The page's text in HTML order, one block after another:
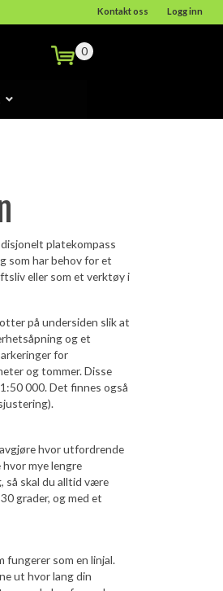
Kontakt oss Logg inn
0
platekompass
som har behov for et
eller som et verktøy i
på undersiden slik at
og et
for
og tommer. Disse
000. Det finnes også
hvor utfordrende
mye lengre
så skal du alltid være
grader, og med et
fungerer som en linjal.
ut hvor lang din